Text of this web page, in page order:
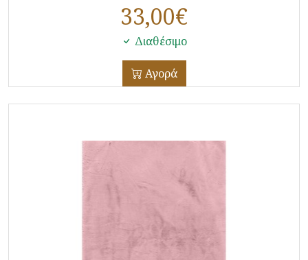
33,00€
Διαθέσιμο
Αγορά